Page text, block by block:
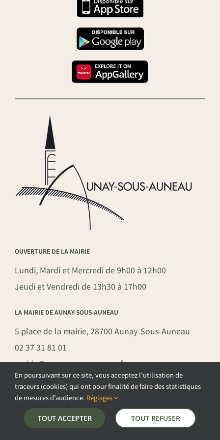
OUVERTURE DE LA MAIRIE
Lundi, Mardi et Mercredi de 9h00 à 12h00
Jeudi et Vendredi de 13h30 à 17h00
LA MAIRIE DE AUNAY-SOUS-AUNEAU
5 place de la mairie, 28700 Aunay-Sous-Auneau
02 37 31 81 01
mairie@aunay-sous-auneau.fr
©COPYRIGHT 2026 – COMMUNE DE AUNAY-SOUS-AUNEAU –
POLITIQUE DE CONFIDENTIALITÉ
GESTION DES COOKIES
–
En poursuivant sur ce site, vous acceptez l’utilisation de
traceurs (cookies) qui ont pour finalité de faire des statistiques
de mesures d’audience. Réglages
TOUT ACCEPTER TOUT REFUSER